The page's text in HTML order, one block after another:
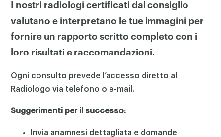
I nostri radiologi certificati dal consiglio
valutano e interpretano le tue immagini per
fornire un rapporto scritto completo con i
loro risultati e raccomandazioni.
Ogni consulto prevede l’accesso diretto al
Radiologo via telefono o e-mail.
Suggerimenti per il successo:
Invia anamnesi dettagliata e domande